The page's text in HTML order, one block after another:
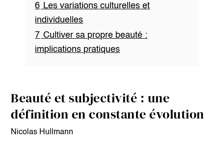
6 Les variations culturelles et
individuelles
7 Cultiver sa propre beauté :
implications pratiques
Beauté et subjectivité : une
définition en constante évolution
Nicolas Hullmann